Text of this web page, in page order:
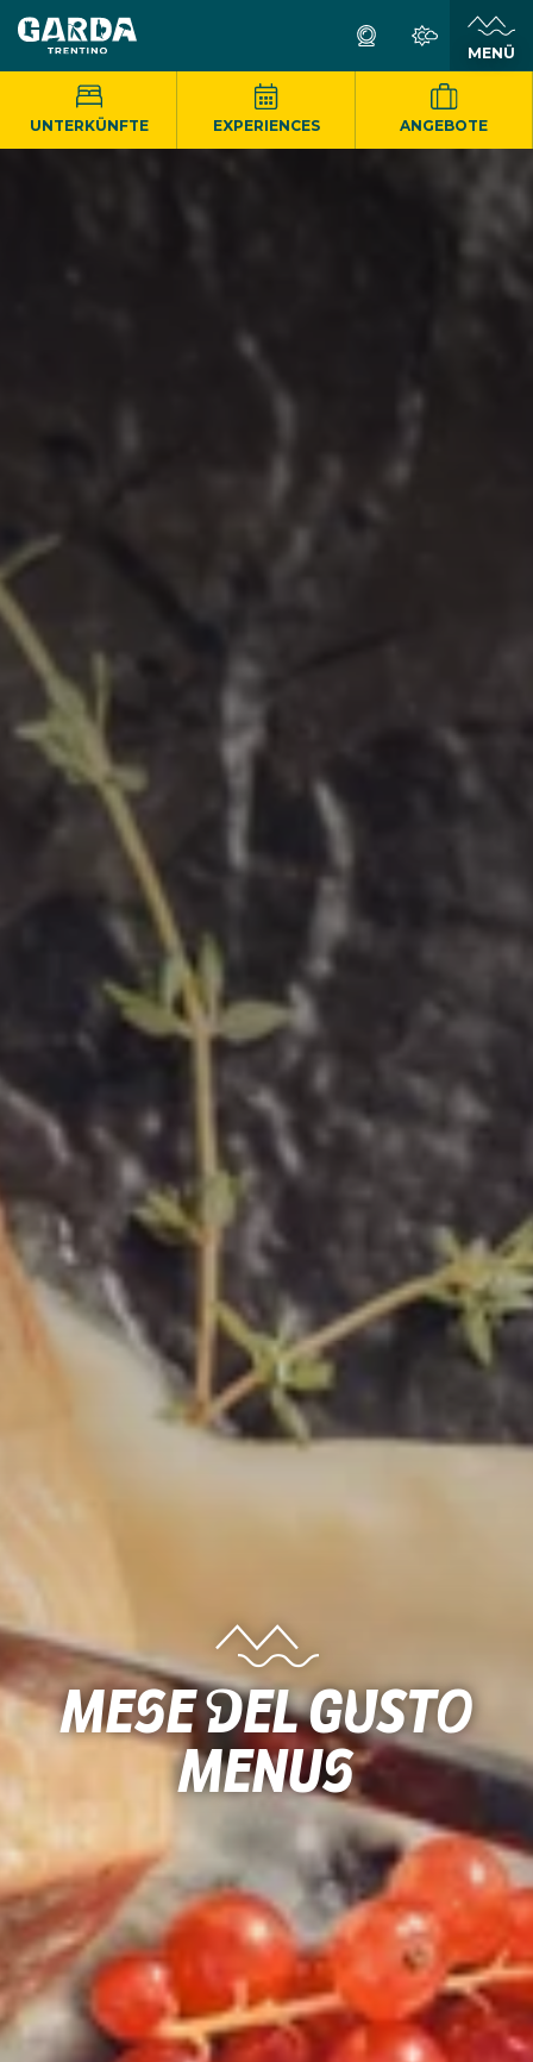
MENÜ
UNTERKÜNFTE EXPERIENCES ANGEBOTE
mese del gusto
menus